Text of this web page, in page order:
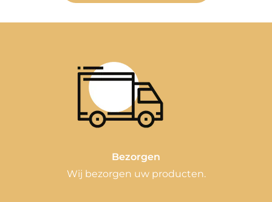
Bezorgen
Wij bezorgen uw producten.